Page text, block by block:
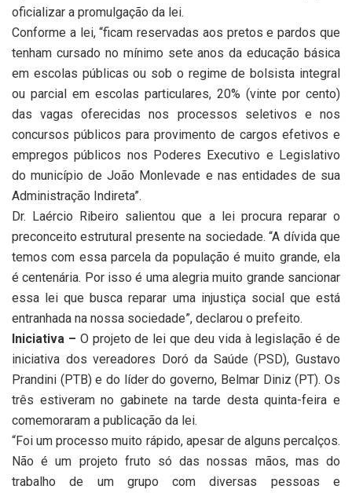
oficializar a promulgação da lei.
Conforme a lei, “ficam reservadas aos pretos e pardos que
tenham cursado no mínimo sete anos da educação básica
em escolas públicas ou sob o regime de bolsista integral
ou parcial em escolas particulares, 20% (vinte por cento)
das vagas oferecidas nos processos seletivos e nos
concursos públicos para provimento de cargos efetivos e
empregos públicos nos Poderes Executivo e Legislativo
do município de João Monlevade e nas entidades de sua
Administração Indireta”.
Dr. Laércio Ribeiro salientou que a lei procura reparar o
preconceito estrutural presente na sociedade. “A dívida que
temos com essa parcela da população é muito grande, ela
é centenária. Por isso é uma alegria muito grande sancionar
essa lei que busca reparar uma injustiça social que está
entranhada na nossa sociedade”, declarou o prefeito.
Iniciativa – O projeto de lei que deu vida à legislação é de
iniciativa dos vereadores Doró da Saúde (PSD), Gustavo
Prandini (PTB) e do líder do governo, Belmar Diniz (PT). Os
três estiveram no gabinete na tarde desta quinta-feira e
comemoraram a publicação da lei.
“Foi um processo muito rápido, apesar de alguns percalços.
Não é um projeto fruto só das nossas mãos, mas do
trabalho de um grupo com diversas pessoas e